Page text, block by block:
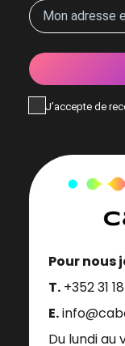
J’accepte de
Pour nous
T. +352 31
E.
Du lundi au